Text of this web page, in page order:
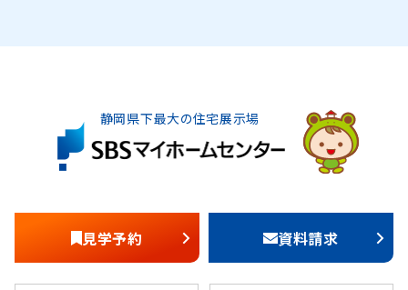
静岡県下最大の住宅展示場
見学予約 資料請求